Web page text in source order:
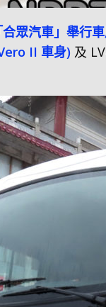
眾汽車」舉行
II 車身) 及